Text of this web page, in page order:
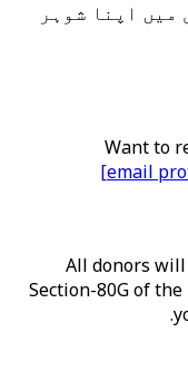
میں اپنا شوہر
Want to
[email
All donors
Section-80G of the